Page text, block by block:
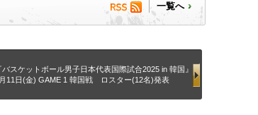
一覧へ
バスケットボール男子日本代表国際試合2025 in 韓国』
11日(金) GAME 1 韓国戦 ロスター(12名)発表